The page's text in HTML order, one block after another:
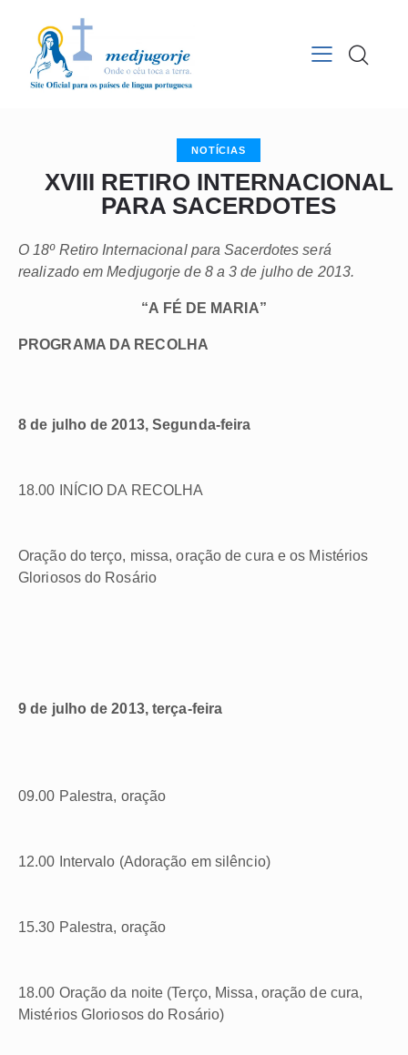
NOTÍCIAS
XVIII RETIRO INTERNACIONAL
PARA SACERDOTES
O 18º Retiro Internacional para Sacerdotes será
realizado em Medjugorje de 8 a 3 de julho de 2013.
“A FÉ DE MARIA”
PROGRAMA DA RECOLHA
8 de julho de 2013, Segunda-feira
18.00 INÍCIO DA RECOLHA
Oração do terço, missa, oração de cura e os Mistérios
Gloriosos do Rosário
9 de julho de 2013, terça-feira
09.00 Palestra, oração
12.00 Intervalo (Adoração em silêncio)
15.30 Palestra, oração
18.00 Oração da noite (Terço, Missa, oração de cura,
Mistérios Gloriosos do Rosário)